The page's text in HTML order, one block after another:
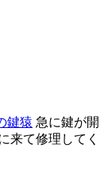
鍵猿 急に鍵が開
来て修理してく